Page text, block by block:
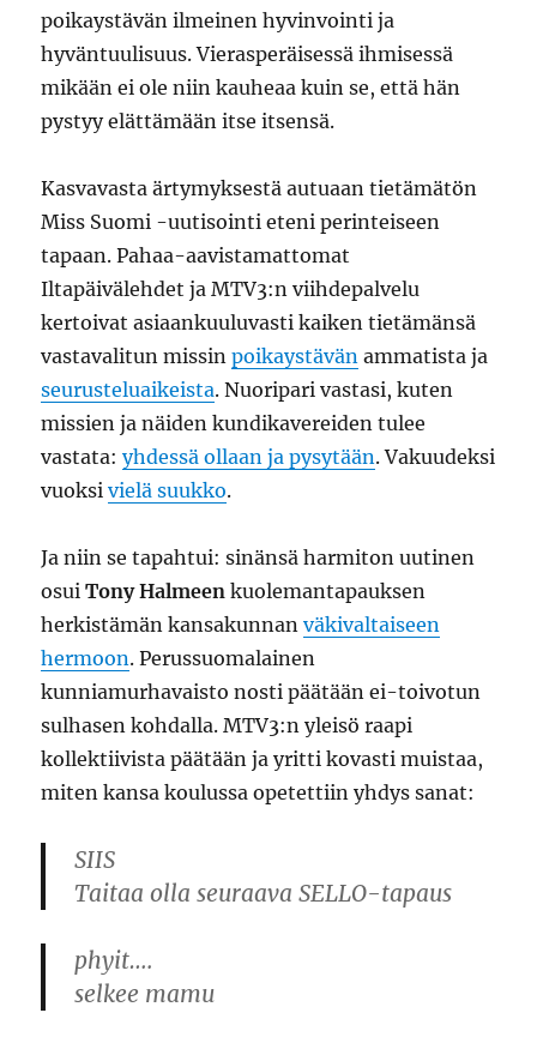
poikaystävän ilmeinen hyvinvointi ja
hyväntuulisuus. Vierasperäisessä ihmisessä
mikään ei ole niin kauheaa kuin se, että hän
pystyy elättämään itse itsensä.
Kasvavasta ärtymyksestä autuaan tietämätön
Miss Suomi -uutisointi eteni perinteiseen
tapaan. Pahaa-aavistamattomat
Iltapäivälehdet ja MTV3:n viihdepalvelu
kertoivat asiaankuuluvasti kaiken tietämänsä
vastavalitun missinpoikaystävän ammatista ja
seurusteluaikeista. Nuoripari vastasi, kuten
missien ja näiden kundikavereiden tulee
vastata:yhdessä ollaan ja pysytään. Vakuudeksi
vuoksivielä suukko.
Ja niin se tapahtui: sinänsä harmiton uutinen
osuiTony Halmeen kuolemantapauksen
herkistämän kansakunnanväkivaltaiseen
hermoon. Perussuomalainen
kunniamurhavaisto nosti päätään ei-toivotun
sulhasen kohdalla. MTV3:n yleisö raapi
kollektiivista päätään ja yritti kovasti muistaa,
miten kansa koulussa opetettiin yhdys sanat:
SIIS
Taitaa olla seuraava SELLO-tapaus
phyit….
selkee mamu